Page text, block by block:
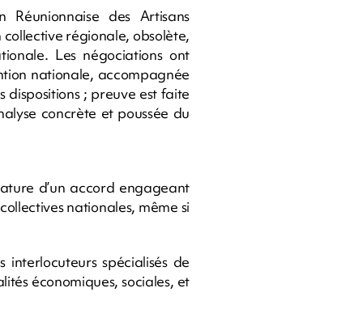
des Artisans
régionale, obsolète,
Les négociations ont
nationale, accompagnée
dispositions ; preuve est faite
concrète et poussée du
d’un accord engageant
nationales, même si
spécialisés de
économiques, sociales, et